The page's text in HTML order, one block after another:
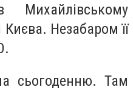
Києва. Незабаром її
сьогоденню. Там